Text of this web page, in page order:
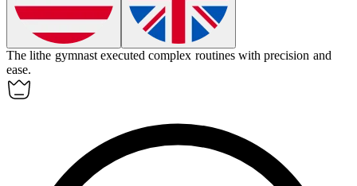
Thelithe gymnast executed complex routines with precision and
ease.